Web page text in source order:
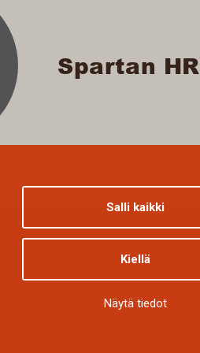
Salli kaikki
Kiellä
Näytä tiedot
Spartan HR